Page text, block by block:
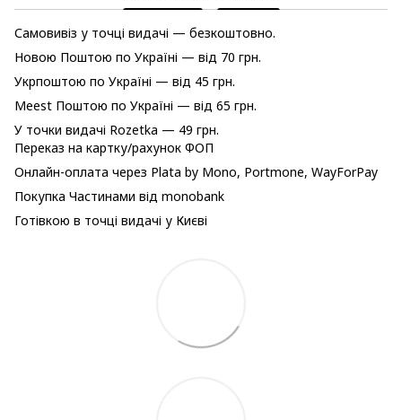
Самовивіз у точці видачі — безкоштовно.
Новою Поштою по Україні — від 70 грн.
Укрпоштою по Україні — від 45 грн.
Meest Поштою по Україні — від 65 грн.
У точки видачі Rozetka — 49 грн.
Переказ на картку/рахунок ФОП
Онлайн-оплата через Plata by Mono, Portmone, WayForPay
Покупка Частинами від monobank
Готівкою в точці видачі у Києві